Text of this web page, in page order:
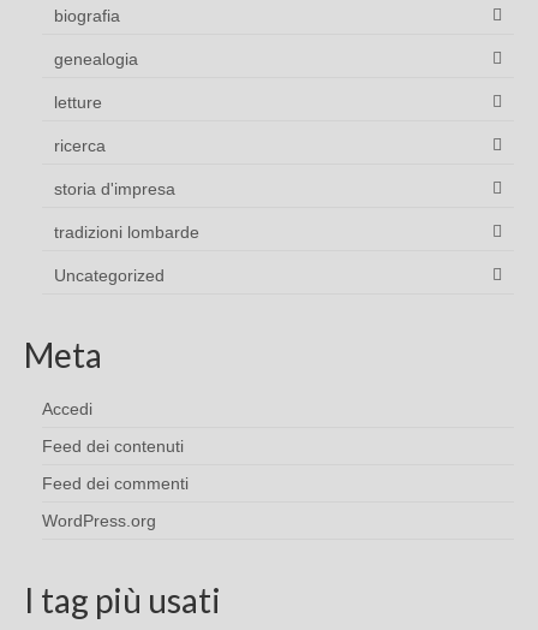
biografia
genealogia
letture
ricerca
storia d'impresa
tradizioni lombarde
Uncategorized
Meta
Accedi
Feed dei contenuti
Feed dei commenti
WordPress.org
I tag più usati